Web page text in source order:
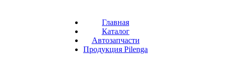
Главная
Каталог
Автозапчасти
Продукция Pilenga